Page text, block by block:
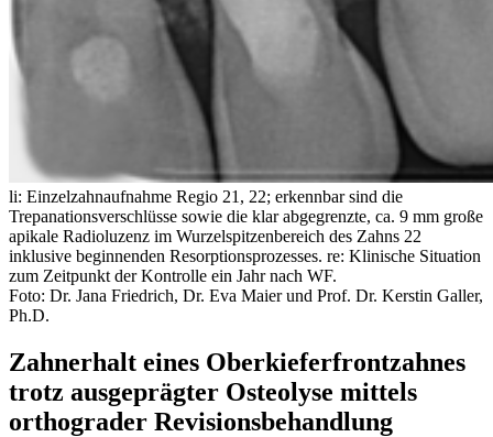
li: Einzelzahnaufnahme Regio 21, 22; erkennbar sind die
Trepanationsverschlüsse sowie die klar abgegrenzte, ca. 9 mm große
apikale Radioluzenz im Wurzelspitzenbereich des Zahns 22
inklusive beginnenden Resorptionsprozesses. re: Klinische Situation
zum Zeitpunkt der Kontrolle ein Jahr nach WF.
Foto: Dr. Jana Friedrich, Dr. Eva Maier und Prof. Dr. Kerstin Galler,
Ph.D.
Zahnerhalt eines Oberkieferfrontzahnes
trotz ausgeprägter Osteolyse mittels
orthograder Revisionsbehandlung